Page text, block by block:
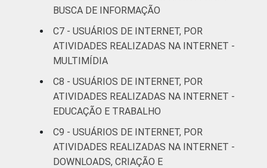
ou mais
47
Renda
Familiar
Até 1 SM
Mais de 1
SM até 2 SM
64
Mais de 2
SM até 3 SM
69
BUSCA DE INFORMAÇÃO
C7 - USUÁRIOS DE INTERNET, POR
ATIVIDADES REALIZADAS NA INTERNET -
MULTIMÍDIA
C8 - USUÁRIOS DE INTERNET, POR
ATIVIDADES REALIZADAS NA INTERNET -
EDUCAÇÃO E TRABALHO
C9 - USUÁRIOS DE INTERNET, POR
ATIVIDADES REALIZADAS NA INTERNET -
DOWNLOADS, CRIAÇÃO E